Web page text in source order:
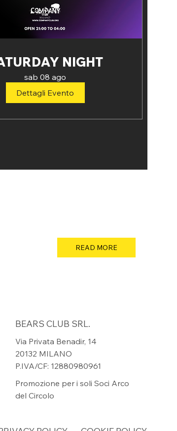
NIGHT
sab 08 ago
Dettagli Evento
READ MORE
BEARS CLUB SRL.
Via Privata Benadir, 14
20132 MILANO
P.IVA/CF: 12880980961
Promozione per i soli Soci Arco
del Circolo